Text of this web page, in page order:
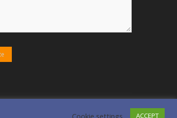
Cookie settings ACCEPT